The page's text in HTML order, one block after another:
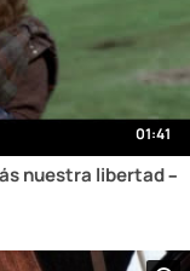
01:41
nuestra libertad –